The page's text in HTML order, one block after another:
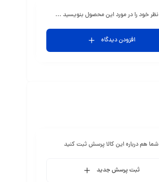
نظر خود را در مورد این محصول بنویسید ...
افزودن دیدگاه
شما هم درباره این کالا پرسش ثبت کنید
ثبت پرسش جدید